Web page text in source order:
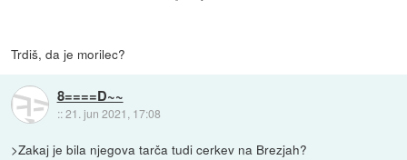
Trdiš, da je morilec?
8====D~~
::21. jun 2021, 17:08
>Zakaj je bila njegova tarča tudi cerkev na Brezjah?